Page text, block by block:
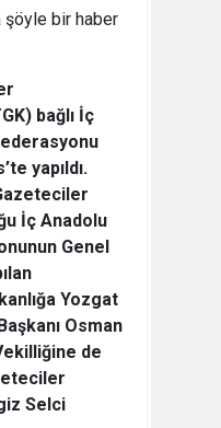
şöyle bir haber
bağlı İç
yapıldı.
İç Anadolu
Genel
Yozgat
Osman
de
Selci